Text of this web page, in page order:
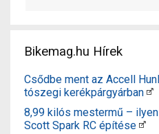
Bikemag.hu Hírek
Csődbe ment az Accell
tószegi kerékpárgyárban
8,99 kilós mestermű –
Scott Spark RC építése